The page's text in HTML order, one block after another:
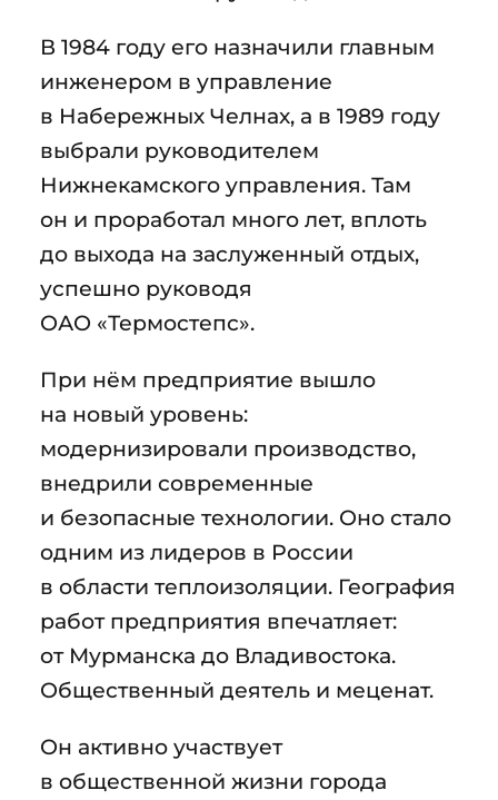
В 1984 году его назначили главным
инженером в управление
в Набережных Челнах, а в 1989 году
выбрали руководителем
Нижнекамского управления. Там
он и проработал много лет, вплоть
до выхода на заслуженный отдых,
успешно руководя
ОАО «Термостепс».
При нём предприятие вышло
на новый уровень:
модернизировали производство,
внедрили современные
и безопасные технологии. Оно стало
одним из лидеров в России
в области теплоизоляции. География
работ предприятия впечатляет:
от Мурманска до Владивостока.
Общественный деятель и меценат.
Он активно участвует
в общественной жизни города